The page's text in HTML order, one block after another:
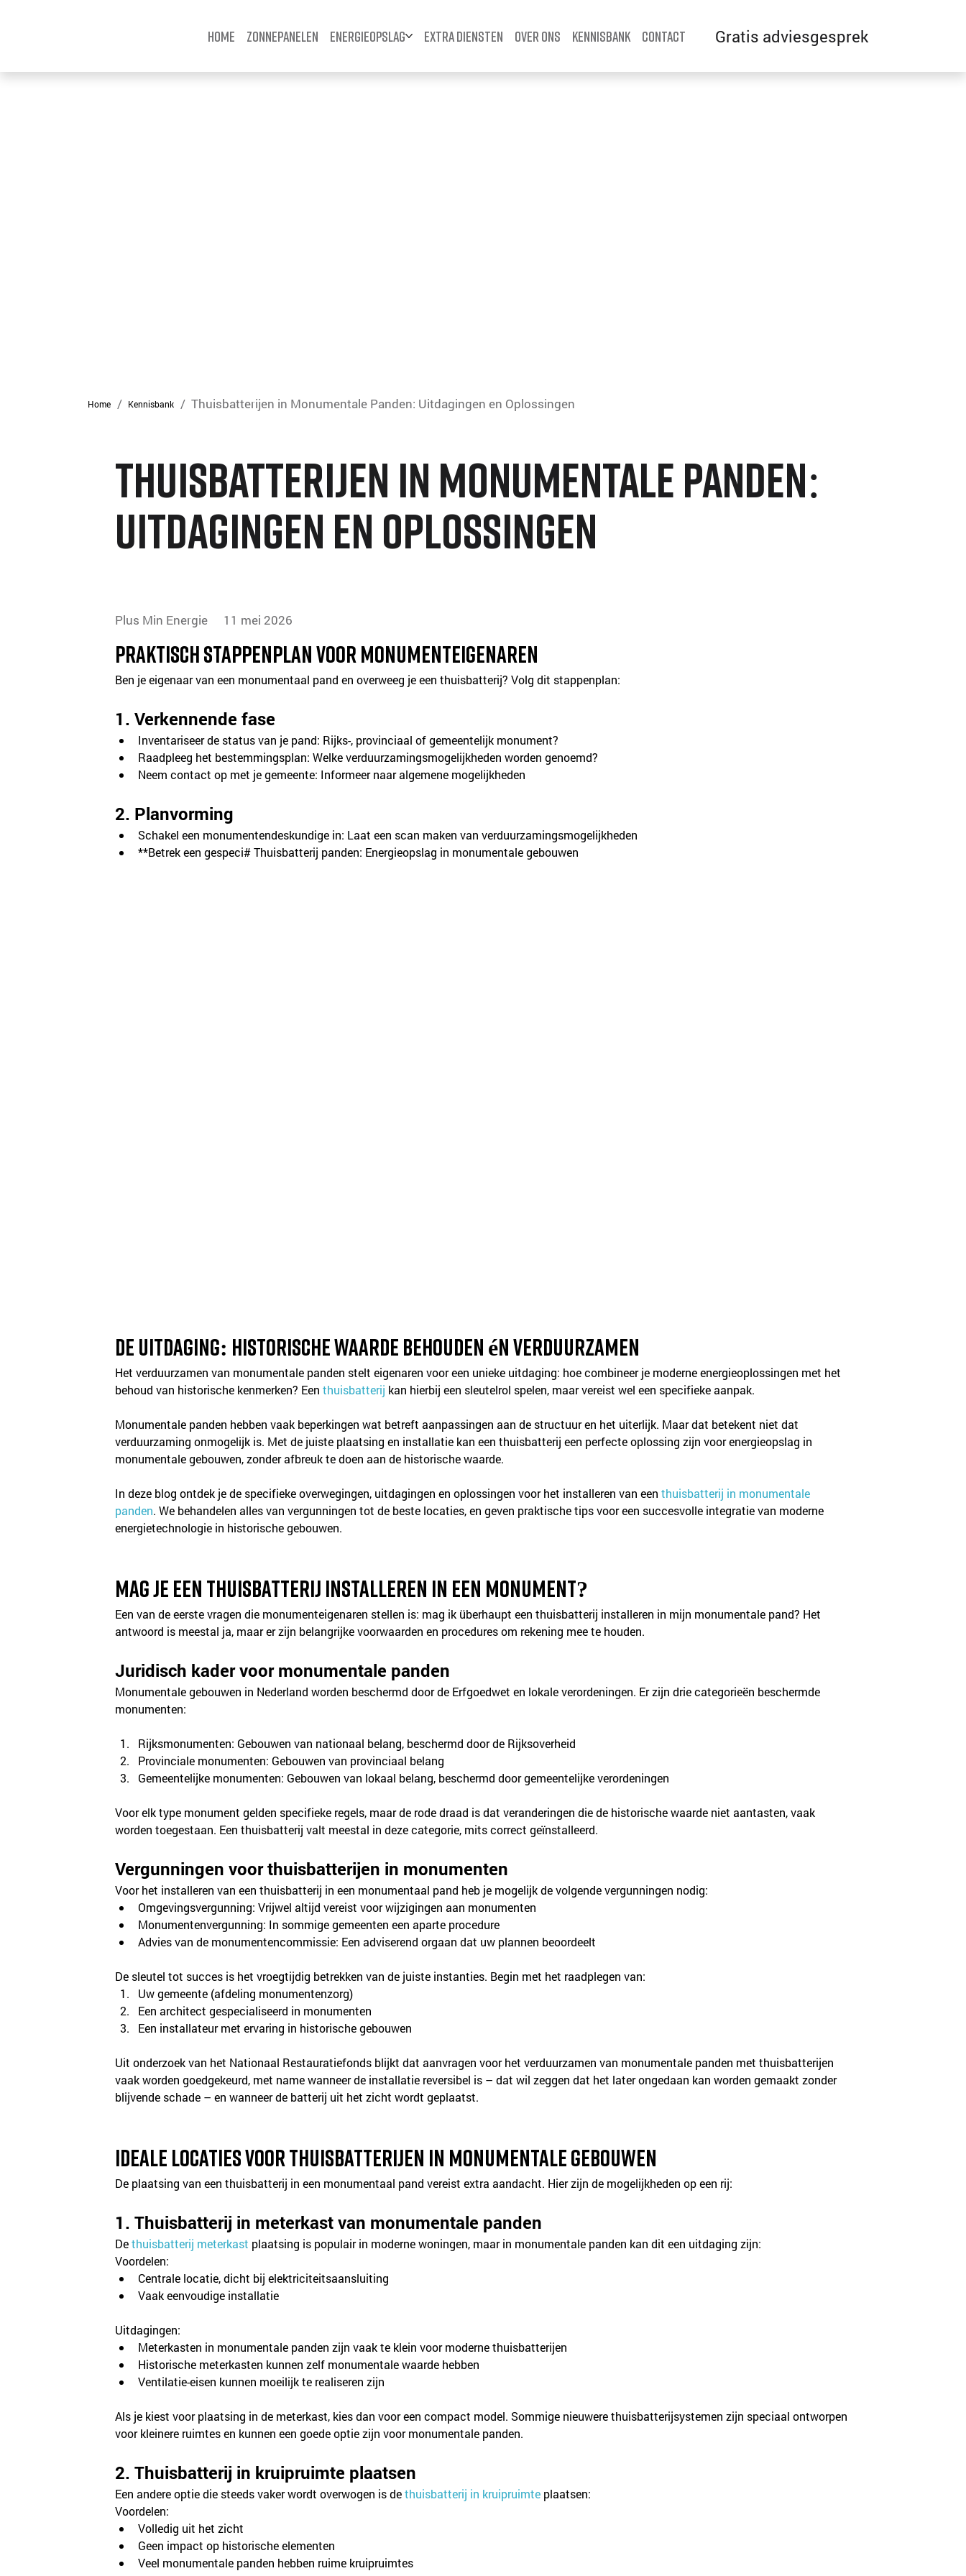
Gratis adviesgesprek
Home Zonnepanelen Energieopslag Extra diensten Over ons Kennisbank Contact
Home / Kennisbank / Thuisbatterijen in Monumentale Panden: Uitdagingen en Oplossingen
Thuisbatterijen in Monumentale Panden:
Uitdagingen en Oplossingen
Plus Min Energie 11 mei 2026
Praktisch stappenplan voor monumenteigenaren
Ben je eigenaar van een monumentaal pand en overweeg je een thuisbatterij? Volg dit stappenplan:
1. Verkennende fase
Inventariseer de status van je pand: Rijks-, provinciaal of gemeentelijk monument?
Raadpleeg het bestemmingsplan: Welke verduurzamingsmogelijkheden worden genoemd?
Neem contact op met je gemeente: Informeer naar algemene mogelijkheden
2. Planvorming
Schakel een monumentendeskundige in: Laat een scan maken van verduurzamingsmogelijkheden
**Betrek een gespeci# Thuisbatterij panden: Energieopslag in monumentale gebouwen
De uitdaging: Historische waarde behouden én verduurzamen
Het verduurzamen van monumentale panden stelt eigenaren voor een unieke uitdaging: hoe combineer je moderne energieoplossingen met het
behoud van historische kenmerken? Een thuisbatterij kan hierbij een sleutelrol spelen, maar vereist wel een specifieke aanpak.
Monumentale panden hebben vaak beperkingen wat betreft aanpassingen aan de structuur en het uiterlijk. Maar dat betekent niet dat
verduurzaming onmogelijk is. Met de juiste plaatsing en installatie kan een thuisbatterij een perfecte oplossing zijn voor energieopslag in
monumentale gebouwen, zonder afbreuk te doen aan de historische waarde.
In deze blog ontdek je de specifieke overwegingen, uitdagingen en oplossingen voor het installeren van een thuisbatterij in monumentale
panden. We behandelen alles van vergunningen tot de beste locaties, en geven praktische tips voor een succesvolle integratie van moderne
energietechnologie in historische gebouwen.
Mag je een thuisbatterij installeren in een monument?
Een van de eerste vragen die monumenteigenaren stellen is: mag ik überhaupt een thuisbatterij installeren in mijn monumentale pand? Het
antwoord is meestal ja, maar er zijn belangrijke voorwaarden en procedures om rekening mee te houden.
Juridisch kader voor monumentale panden
Monumentale gebouwen in Nederland worden beschermd door de Erfgoedwet en lokale verordeningen. Er zijn drie categorieën beschermde
monumenten:
Rijksmonumenten: Gebouwen van nationaal belang, beschermd door de Rijksoverheid
Provinciale monumenten: Gebouwen van provinciaal belang
Gemeentelijke monumenten: Gebouwen van lokaal belang, beschermd door gemeentelijke verordeningen
Voor elk type monument gelden specifieke regels, maar de rode draad is dat veranderingen die de historische waarde niet aantasten, vaak
worden toegestaan. Een thuisbatterij valt meestal in deze categorie, mits correct geïnstalleerd.
Vergunningen voor thuisbatterijen in monumenten
Voor het installeren van een thuisbatterij in een monumentaal pand heb je mogelijk de volgende vergunningen nodig:
Omgevingsvergunning: Vrijwel altijd vereist voor wijzigingen aan monumenten
Monumentenvergunning: In sommige gemeenten een aparte procedure
Advies van de monumentencommissie: Een adviserend orgaan dat uw plannen beoordeelt
De sleutel tot succes is het vroegtijdig betrekken van de juiste instanties. Begin met het raadplegen van:
Uw gemeente (afdeling monumentenzorg)
Een architect gespecialiseerd in monumenten
Een installateur met ervaring in historische gebouwen
Uit onderzoek van het Nationaal Restauratiefonds blijkt dat aanvragen voor het verduurzamen van monumentale panden met thuisbatterijen
vaak worden goedgekeurd, met name wanneer de installatie reversibel is – dat wil zeggen dat het later ongedaan kan worden gemaakt zonder
blijvende schade – en wanneer de batterij uit het zicht wordt geplaatst.
Ideale locaties voor thuisbatterijen in monumentale gebouwen
De plaatsing van een thuisbatterij in een monumentaal pand vereist extra aandacht. Hier zijn de mogelijkheden op een rij:
1. Thuisbatterij in meterkast van monumentale panden
De thuisbatterij meterkast plaatsing is populair in moderne woningen, maar in monumentale panden kan dit een uitdaging zijn:
Voordelen:
Centrale locatie, dicht bij elektriciteitsaansluiting
Vaak eenvoudige installatie
Uitdagingen:
Meterkasten in monumentale panden zijn vaak te klein voor moderne thuisbatterijen
Historische meterkasten kunnen zelf monumentale waarde hebben
Ventilatie-eisen kunnen moeilijk te realiseren zijn
Als je kiest voor plaatsing in de meterkast, kies dan voor een compact model. Sommige nieuwere thuisbatterijsystemen zijn speciaal ontworpen
voor kleinere ruimtes en kunnen een goede optie zijn voor monumentale panden.
2. Thuisbatterij in kruipruimte plaatsen
Een andere optie die steeds vaker wordt overwogen is de thuisbatterij in kruipruimte plaatsen:
Voordelen:
Volledig uit het zicht
Geen impact op historische elementen
Veel monumentale panden hebben ruime kruipruimtes